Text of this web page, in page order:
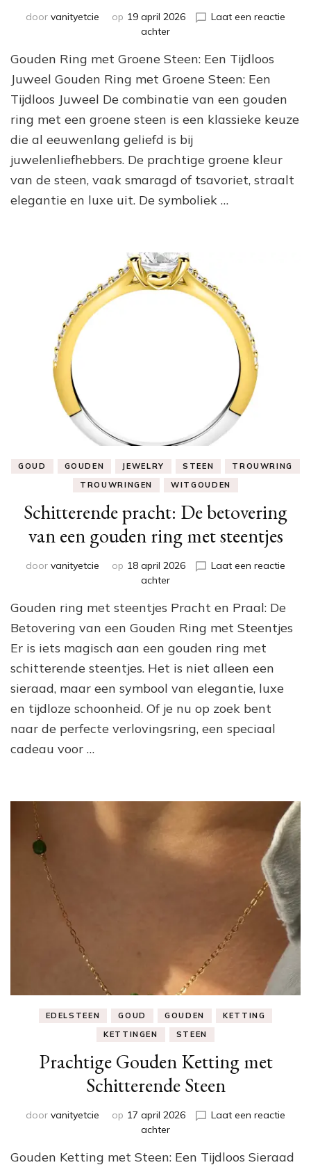
door vanityetcie op 19 april 2026
Laat een reactie
achterop
Gouden
Ring
Schitterende
Groene
Steen
Gouden Ring met Groene Steen: Een Tijdloos
Juweel Gouden Ring met Groene Steen: Een
Tijdloos Juweel De combinatie van een gouden
ring met een groene steen is een klassieke keuze
die al eeuwenlang geliefd is bij
juwelenliefhebbers. De prachtige groene kleur
van de steen, vaak smaragd of tsavoriet, straalt
elegantie en luxe uit. De symboliek …
GOUD GOUDEN JEWELRY STEEN
TROUWRING
TROUWRINGEN
WITGOUDEN
Schitterende pracht: De betovering
van een gouden ring met steentjes
door vanityetcie op 18 april 2026
Laat een reactie
achterop
pracht:
De
betovering
van
een
ring
met
steentjes
Gouden ring met steentjes Pracht en Praal: De
Betovering van een Gouden Ring met Steentjes
Er is iets magisch aan een gouden ring met
schitterende steentjes. Het is niet alleen een
sieraad, maar een symbool van elegantie, luxe
en tijdloze schoonheid. Of je nu op zoek bent
naar de perfecte verlovingsring, een speciaal
cadeau voor …
EDELSTEEN GOUD GOUDEN
KETTING
KETTINGEN
STEEN
Prachtige Gouden Ketting met
Schitterende Steen
door vanityetcie op 17 april 2026
Laat een reactie
achterop
Gouden
Gouden Ketting met Steen: Een Tijdloos Sieraad